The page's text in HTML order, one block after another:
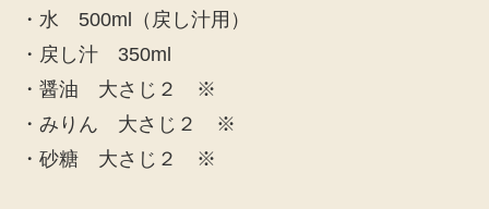
・水 500ml（戻し汁用）
・戻し汁 350ml
・醤油 大さじ２ ※
・みりん 大さじ２ ※
・砂糖 大さじ２ ※